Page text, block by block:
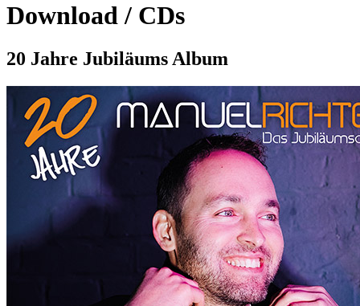
Download / CDs
20 Jahre Jubiläums Album